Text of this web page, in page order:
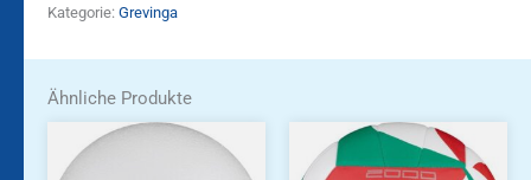
Kategorie: Grevinga
Ähnliche Produkte